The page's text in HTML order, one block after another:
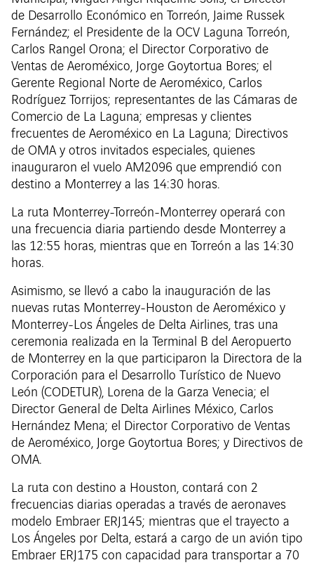
de Desarrollo Económico en Torreón, Jaime Russek
Fernández; el Presidente de la OCV Laguna Torreón,
Carlos Rangel Orona; el Director Corporativo de
Ventas de Aeroméxico, Jorge Goytortua Bores; el
Gerente Regional Norte de Aeroméxico, Carlos
Rodríguez Torrijos; representantes de las Cámaras de
Comercio de La Laguna; empresas y clientes
frecuentes de Aeroméxico en La Laguna; Directivos
de OMA y otros invitados especiales, quienes
inauguraron el vuelo AM2096 que emprendió con
destino a Monterrey a las 14:30 horas.
La ruta Monterrey-Torreón-Monterrey operará con
una frecuencia diaria partiendo desde Monterrey a
las 12:55 horas, mientras que en Torreón a las 14:30
horas.
Asimismo, se llevó a cabo la inauguración de las
nuevas rutas Monterrey-Houston de Aeroméxico y
Monterrey-Los Ángeles de Delta Airlines, tras una
ceremonia realizada en la Terminal B del Aeropuerto
de Monterrey en la que participaron la Directora de la
Corporación para el Desarrollo Turístico de Nuevo
León (CODETUR), Lorena de la Garza Venecia; el
Director General de Delta Airlines México, Carlos
Hernández Mena; el Director Corporativo de Ventas
de Aeroméxico, Jorge Goytortua Bores; y Directivos de
OMA.
La ruta con destino a Houston, contará con 2
frecuencias diarias operadas a través de aeronaves
modelo Embraer ERJ145; mientras que el trayecto a
Los Ángeles por Delta, estará a cargo de un avión tipo
Embraer ERJ175 con capacidad para transportar a 70